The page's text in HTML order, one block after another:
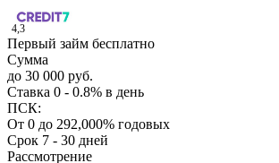
4,3
Первый займ бесплатно
Сумма
до 30 000 руб.
Ставка 0 - 0.8% в день
ПСК:
От 0 до 292,000% годовых
Срок 7 - 30 дней
Рассмотрение